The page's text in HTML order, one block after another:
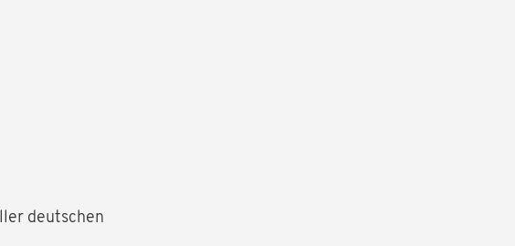
deutschen